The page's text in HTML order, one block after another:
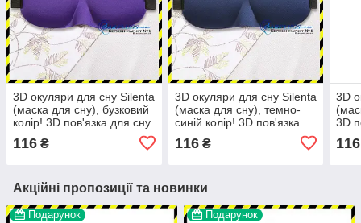
3D окуляри для сну Silenta
(маска для сну), бузковий
колір! 3D пов'язка для сну.
116 ₴
3D окуляри для сну Silenta
(маска для сну), темно-
синій колір! 3D пов'язка
116₴
3D
3D
116
Акційні пропозиції та новинки
Подарунок Подарунок